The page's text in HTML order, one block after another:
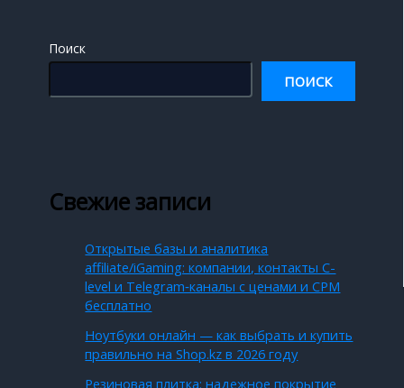
Поиск
ПОИСК
Свежие записи
Открытые базы и аналитика
affiliate/iGaming: компании, контакты C-
level и Telegram‑каналы с ценами и CPM
бесплатно
Ноутбуки онлайн — как выбрать и купить
правильно на Shop.kz в 2026 году
Резиновая плитка: надежное покрытие